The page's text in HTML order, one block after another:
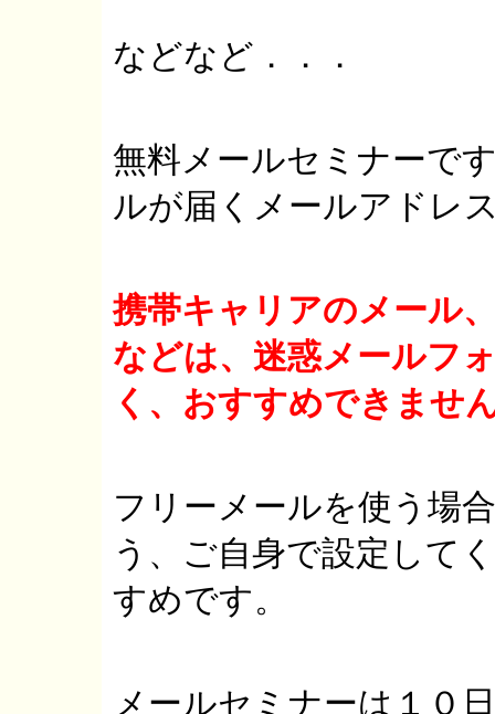
などなど．．．
無料メールセミナーで
ルが届くメールアドレ
携帯キャリアのメール
などは、迷惑メールフ
く、おすすめできませ
フリーメールを使う場
う、ご自身で設定して
すめです。
メールセミナーは１０